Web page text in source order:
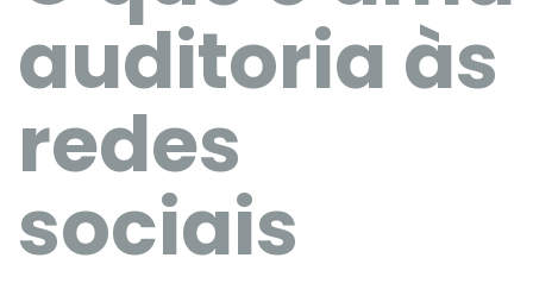
auditoria às
redes
sociais